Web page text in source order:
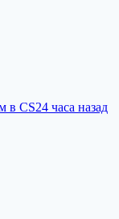
в CS24 часа назад